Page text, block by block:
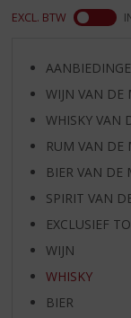
EXCL. BTW
WIJN VAN DE
WHISKY VAN
RUM VAN DE
BIER VAN DE
SPIRIT VAN
EXCLUSIEF
WIJN
WHISKY
BIER